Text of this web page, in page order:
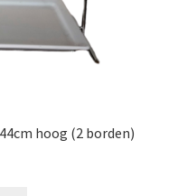
hoog (2 borden)